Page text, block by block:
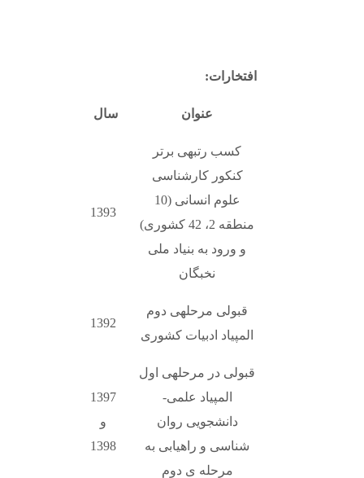
افتخارات:
عنوان سال
کسب رتبهی برتر
کنکور کارشناسی
علوم انسانی (10
منطقه 2، 42 کشوری)
و ورود به بنیاد ملی
نخبگان
1393
قبولی مرحلهی دوم
المپیاد ادبیات کشوری
1392
قبولی در مرحلهی اول
المپیاد علمی-
دانشجویی روان
شناسی و راهیابی به
مرحله ی دوم
1397
و
1398